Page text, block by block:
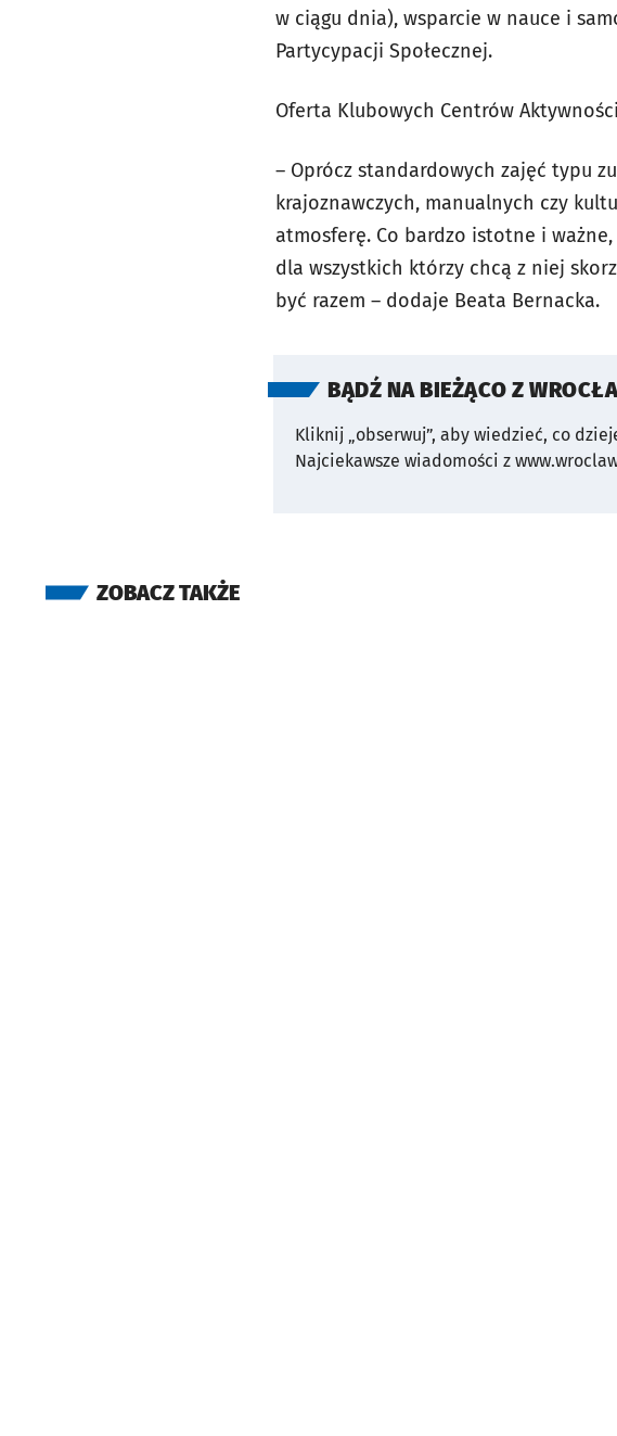
w ciągu dnia), wsparcie w nauce i
Partycypacji Społecznej.
Oferta Klubowych Centrów
– Oprócz standardowych zajęć typu
krajoznawczych, manualnych czy
atmosferę. Co bardzo istotne i
dla wszystkich którzy chcą z niej
być razem – dodaje Beata Bernacka.
BĄDŹ NA BIEŻĄCO Z
Kliknij „obserwuj”, aby wiedzieć, co
Najciekawsze wiadomości z
ZOBACZ TAKŻE